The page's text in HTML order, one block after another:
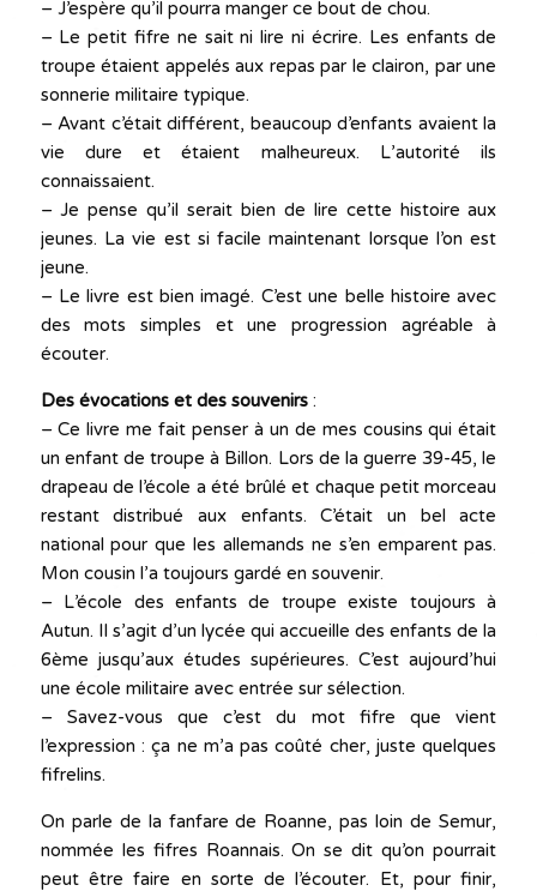
– J’espère qu’il pourra manger ce bout de chou.
– Le petit fifre ne sait ni lire ni écrire. Les enfants de
troupe étaient appelés aux repas par le clairon, par une
sonnerie militaire typique.
– Avant c’était différent, beaucoup d’enfants avaient la
vie dure et étaient malheureux. L’autorité ils
connaissaient.
– Je pense qu’il serait bien de lire cette histoire aux
jeunes. La vie est si facile maintenant lorsque l’on est
jeune.
– Le livre est bien imagé. C’est une belle histoire avec
des mots simples et une progression agréable à
écouter.
Des évocations et des souvenirs:
– Ce livre me fait penser à un de mes cousins qui était
un enfant de troupe à Billon. Lors de la guerre 39-45, le
drapeau de l’école a été brûlé et chaque petit morceau
restant distribué aux enfants. C’était un bel acte
national pour que les allemands ne s’en emparent pas.
Mon cousin l’a toujours gardé en souvenir.
– L’école des enfants de troupe existe toujours à
Autun. Il s’agit d’un lycée qui accueille des enfants de la
6ème jusqu’aux études supérieures. C’est aujourd’hui
une école militaire avec entrée sur sélection.
– Savez-vous que c’est du mot fifre que vient
l’expression : ça ne m’a pas coûté cher, juste quelques
fifrelins.
On parle de la fanfare de Roanne, pas loin de Semur,
nommée les fifres Roannais. On se dit qu’on pourrait
peut être faire en sorte de l’écouter. Et, pour finir,